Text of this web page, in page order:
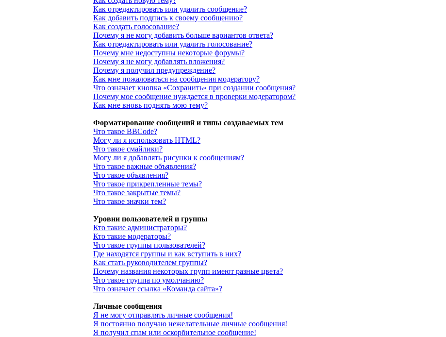
Как отредактировать или удалить сообщение?
Как добавить подпись к своему сообщению?
Как создать голосование?
Почему я не могу добавить больше вариантов ответа?
Как отредактировать или удалить голосование?
Почему мне недоступны некоторые форумы?
Почему я не могу добавлять вложения?
Почему я получил предупреждение?
Как мне пожаловаться на сообщения модератору?
Что означает кнопка «Сохранить» при создании сообщения?
Почему мое сообщение нуждается в проверки модератором?
Как мне вновь поднять мою тему?
Форматирование сообщений и типы создаваемых тем
Что такое BBCode?
Могу ли я использовать HTML?
Что такое смайлики?
Могу ли я добавлять рисунки к сообщениям?
Что такое важные объявления?
Что такое объявления?
Что такое прикрепленные темы?
Что такое закрытые темы?
Что такое значки тем?
Уровни пользователей и группы
Кто такие администраторы?
Кто такие модераторы?
Что такое группы пользователей?
Где находятся группы и как вступить в них?
Как стать руководителем группы?
Почему названия некоторых групп имеют разные цвета?
Что такое группа по умолчанию?
Что означает ссылка «Команда сайта»?
Личные сообщения
Я не могу отправлять личные сообщения!
Я постоянно получаю нежелательные личные сообщения!
Я получил спам или оскорбительное сообщение!